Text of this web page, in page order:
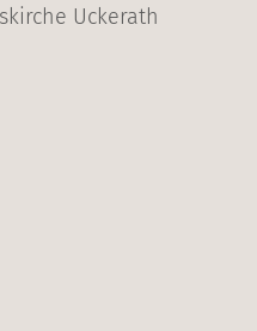
Uckerath